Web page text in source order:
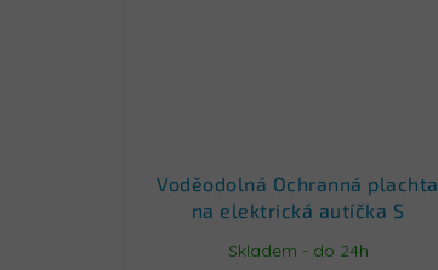
Voděodolná Ochranná plachta
na elektrická autíčka S
Skladem - do 24h